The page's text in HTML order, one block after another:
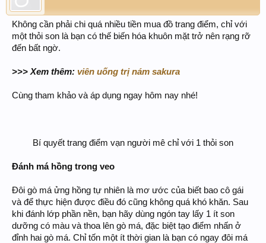
Không cần phải chi quá nhiều tiền mua đồ trang điểm, chỉ với
một thỏi son là bạn có thế biến hóa khuôn mặt trở nên rạng rỡ
đến bất ngờ.
>>> Xem thêm: viên uống trị nám sakura
Cùng tham khảo và áp dụng ngay hôm nay nhé!
Bí quyết trang điểm vạn người mê chỉ với 1 thỏi son​
Đánh má hồng trong veo
Đôi gò má ửng hồng tự nhiên là mơ ước của biết bao cô gái
và để thực hiện được điều đó cũng không quá khó khăn. Sau
khi đánh lớp phần nền, bạn hãy dùng ngón tay lấy 1 ít son
dưỡng có màu và thoa lên gò má, đặc biệt tạo điểm nhấn ở
đỉnh hai gò má. Chỉ tốn một ít thời gian là bạn có ngay đôi má